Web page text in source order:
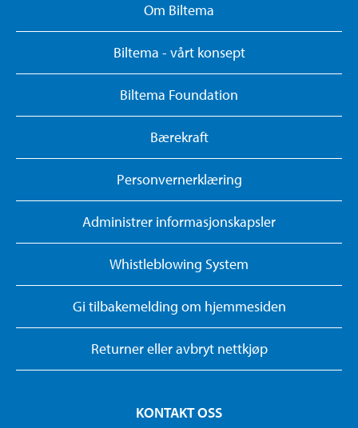
Om Biltema
Biltema - vårt konsept
Biltema Foundation
Bærekraft
Personvernerklæring
Administrer informasjonskapsler
Whistleblowing System
Gi tilbakemelding om hjemmesiden
Returner eller avbryt nettkjøp
KONTAKT OSS